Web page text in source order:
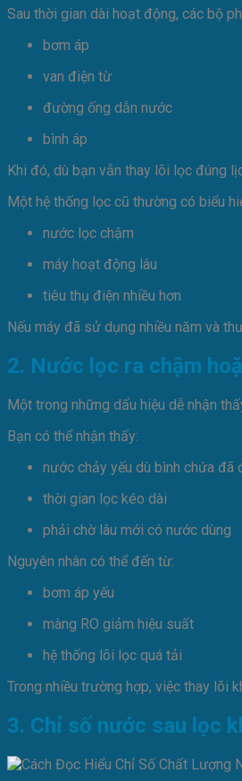
Sau thời gian dài hoạt động, các bộ
bơm áp
van điện từ
đường ống dẫn nước
bình áp
Khi đó, dù bạn vẫn thay lõi lọc đúng
Một hệ thống lọc cũ thường có biểu
nước lọc chậm
máy hoạt động lâu
tiêu thụ điện nhiều hơn
Nếu máy đã sử dụng nhiều năm và
2. Nước lọc ra chậm
Một trong những dấu hiệu dễ nhận
Bạn có thể nhận thấy:
nước chảy yếu dù bình chứa đã
thời gian lọc kéo dài
phải chờ lâu mới có nước dùng
Nguyên nhân có thể đến từ:
bơm áp yếu
màng RO giảm hiệu suất
hệ thống lõi lọc quá tải
Trong nhiều trường hợp, việc thay lõi
3. Chỉ số nước sau lọc